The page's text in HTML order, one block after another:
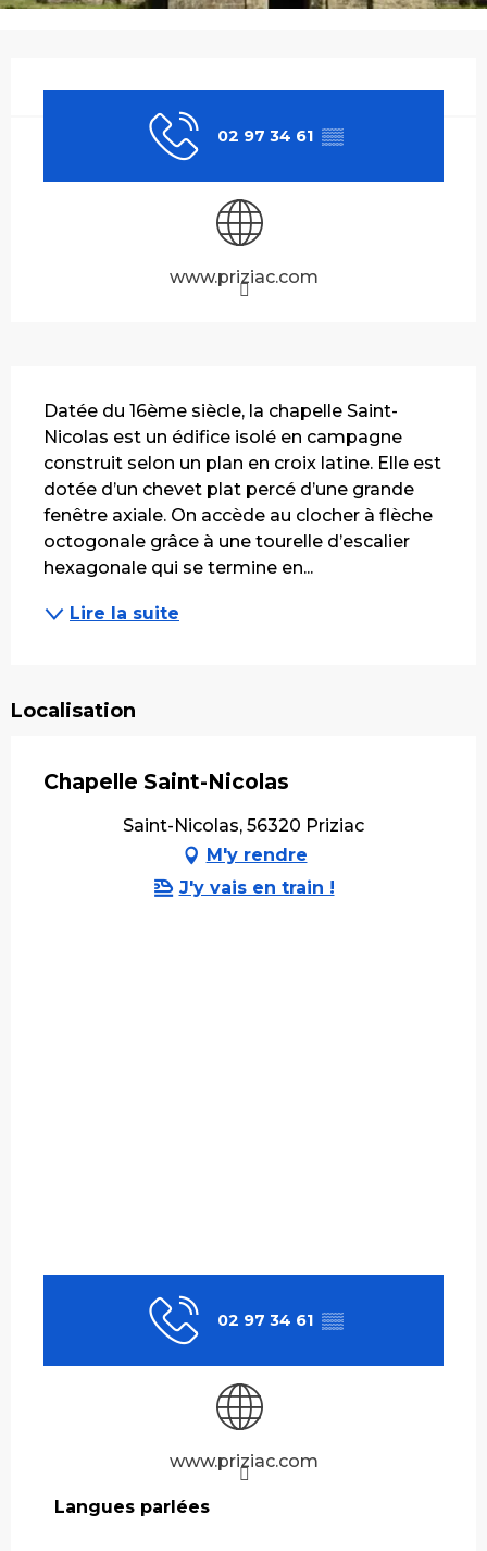
02 97 34 61 ▒▒
www.priziac.com
Datée du 16ème siècle, la chapelle Saint-
Nicolas est un édifice isolé en campagne
construit selon un plan en croix latine. Elle est
dotée d’un chevet plat percé d’une grande
fenêtre axiale. On accède au clocher à flèche
octogonale grâce à une tourelle d’escalier
hexagonale qui se termine en...
Lire la suite
Localisation
Chapelle Saint-Nicolas
Saint-Nicolas, 56320 Priziac
M'y rendre
J'y vais en train !
02 97 34 61 ▒▒
www.priziac.com
Langues parlées
Langues parlées